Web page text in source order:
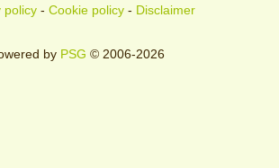
policy- Cookie policy- Disclaimer
by PSG © 2006-2026